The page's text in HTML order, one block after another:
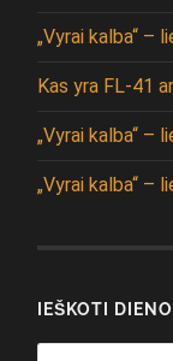
„Vyrai kalba“ –
Kas yra FL-41
„Vyrai kalba“ –
„Vyrai kalba“ –
IEŠKOTI